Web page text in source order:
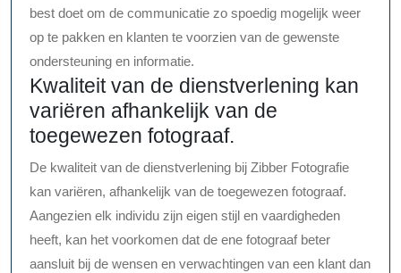
best doet om de communicatie zo spoedig mogelijk weer
op te pakken en klanten te voorzien van de gewenste
ondersteuning en informatie.
Kwaliteit van de dienstverlening kan
variëren afhankelijk van de
toegewezen fotograaf.
De kwaliteit van de dienstverlening bij Zibber Fotografie
kan variëren, afhankelijk van de toegewezen fotograaf.
Aangezien elk individu zijn eigen stijl en vaardigheden
heeft, kan het voorkomen dat de ene fotograaf beter
aansluit bij de wensen en verwachtingen van een klant dan